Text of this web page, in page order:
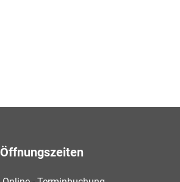
Öffnungszeiten